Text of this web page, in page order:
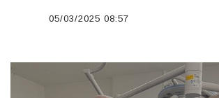
05/03/2025 08:57
';